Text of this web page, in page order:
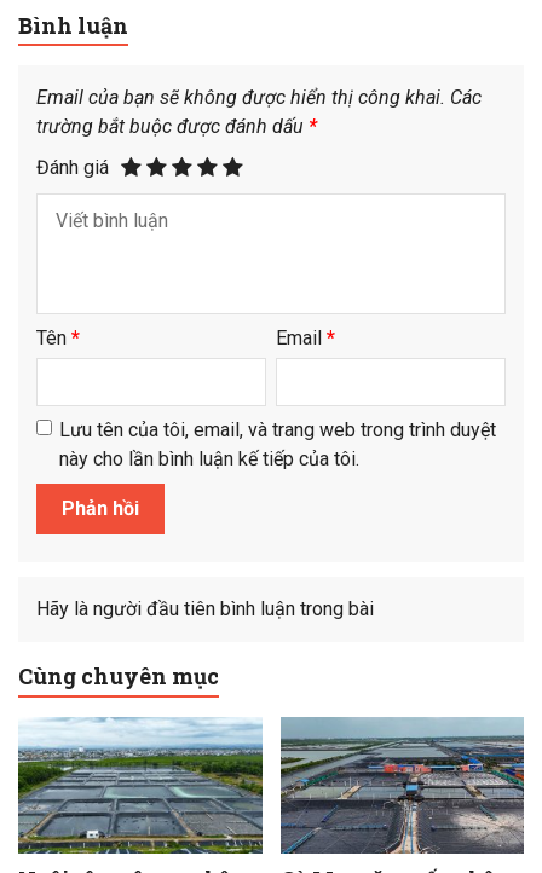
Bình luận
Email của bạn sẽ không được hiển thị công khai. Các
trường bắt buộc được đánh dấu *
Đánh giá
Tên * Email *
Lưu tên của tôi, email, và trang web trong trình duyệt
này cho lần bình luận kế tiếp của tôi.
Hãy là người đầu tiên bình luận trong bài
Cùng chuyên mục